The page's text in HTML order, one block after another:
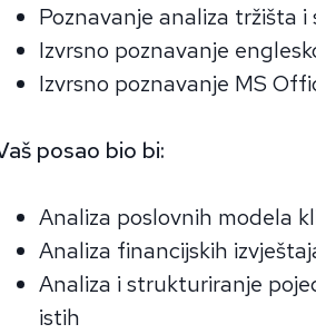
Poznavanje analiza tržišta
Izvrsno poznavanje
Izvrsno poznavanje MS
posao bio bi:
Analiza poslovnih modela
Analiza financijskih
Analiza i strukturiranje
istih